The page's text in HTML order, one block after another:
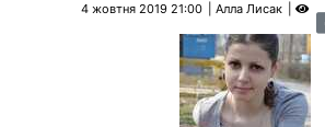
4 жовтня 2019 21:00 Алла Лисак